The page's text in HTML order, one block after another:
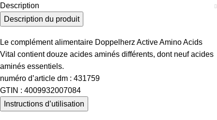
Description
Description du produit
Le complément alimentaire Doppelherz Active Amino Acids
Vital contient douze acides aminés différents, dont neuf acides
aminés essentiels.
numéro d’article dm : 431759
GTIN : 4009932007084
Instructions d’utilisation